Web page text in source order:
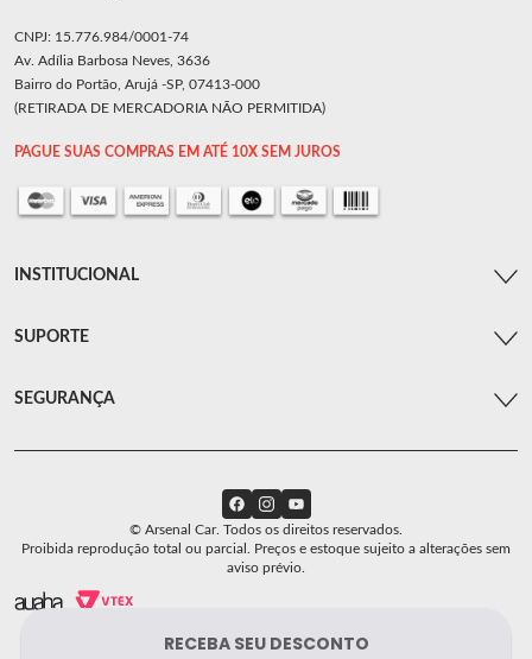
CNPJ: 15.776.984/0001-74
Av. Adília Barbosa Neves, 3636
Bairro do Portão, Arujá -SP, 07413-000
(RETIRADA DE MERCADORIA NÃO PERMITIDA)
PAGUE SUAS COMPRAS EM ATÉ 10X SEM JUROS
INSTITUCIONAL
SUPORTE
SEGURANÇA
© Arsenal Car. Todos os direitos reservados.
Proibida reprodução total ou parcial. Preços e estoque sujeito a alterações sem
aviso prévio.